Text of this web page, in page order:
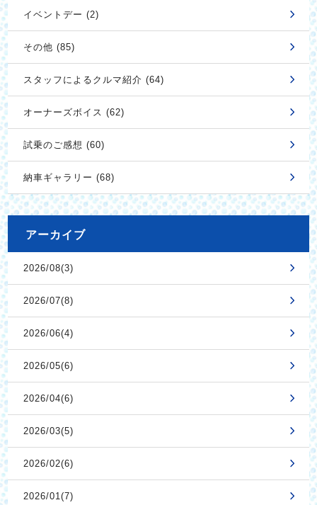
イベントデー (2)
その他 (85)
スタッフによるクルマ紹介 (64)
オーナーズボイス (62)
試乗のご感想 (60)
納車ギャラリー (68)
アーカイブ
2026/08(3)
2026/07(8)
2026/06(4)
2026/05(6)
2026/04(6)
2026/03(5)
2026/02(6)
2026/01(7)